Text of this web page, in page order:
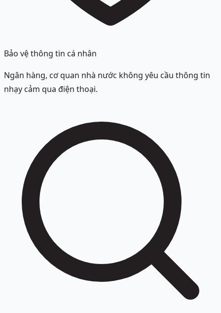
Bảo vệ thông tin cá nhân
Ngân hàng, cơ quan nhà nước không yêu cầu thông tin
nhạy cảm qua điện thoại.